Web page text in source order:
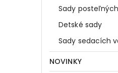
Sady
Detské sady
Sady sedacích
NOVINKY